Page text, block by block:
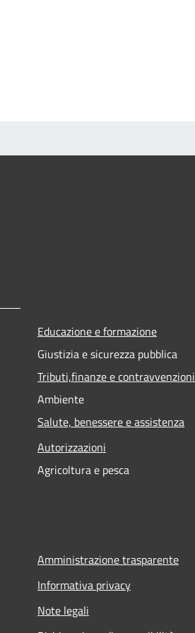
Educazione e formazione
Giustizia e sicurezza pubblica
Tributi,finanze e contravvenzioni
Ambiente
Salute, benessere e assistenza
Autorizzazioni
Agricoltura e pesca
Amministrazione trasparente
Informativa privacy
Note legali